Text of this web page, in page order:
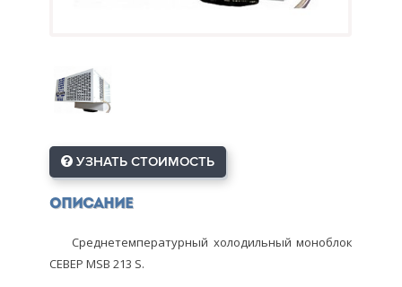
УЗНАТЬ СТОИМОСТЬ
Описание
Среднетемпературный холодильный моноблок
СЕВЕР MSB 213 S.